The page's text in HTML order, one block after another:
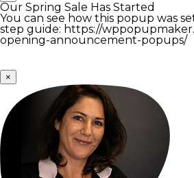
Our Spring Sale Has Started
You can see how this popup was
step guide: https://
opening-announcement-popups/
×